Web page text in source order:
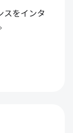
スをインタ